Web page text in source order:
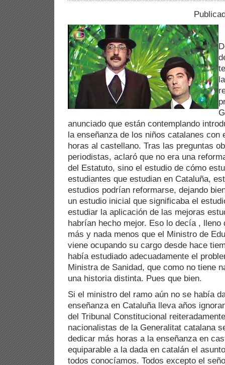
anunciado que están contemplando
la enseñanza de los niños catalanes con
horas al castellano. Tras las preguntas
periodistas, aclaró que no era una
del Estatuto, sino el estudio de cómo
estudiantes que estudian en Cataluña,
estudios podrían reformarse, dejando
un estudio inicial que significaba el
estudiar la aplicación de las mejoras
habrían hecho mejor. Eso lo decía , lleno
más y nada menos que el Ministro de
viene ocupando su cargo desde hace
había estudiado adecuadamente el
Ministra de Sanidad, que como no tiene
una historia distinta. Pues que bien.
Si el ministro del ramo aún no se había
enseñanza en Cataluña lleva años
del Tribunal Constitucional
nacionalistas de la Generalitat catalana
dedicar más horas a la enseñanza en
equiparable a la dada en catalán el
todos conocíamos. Todos excepto el